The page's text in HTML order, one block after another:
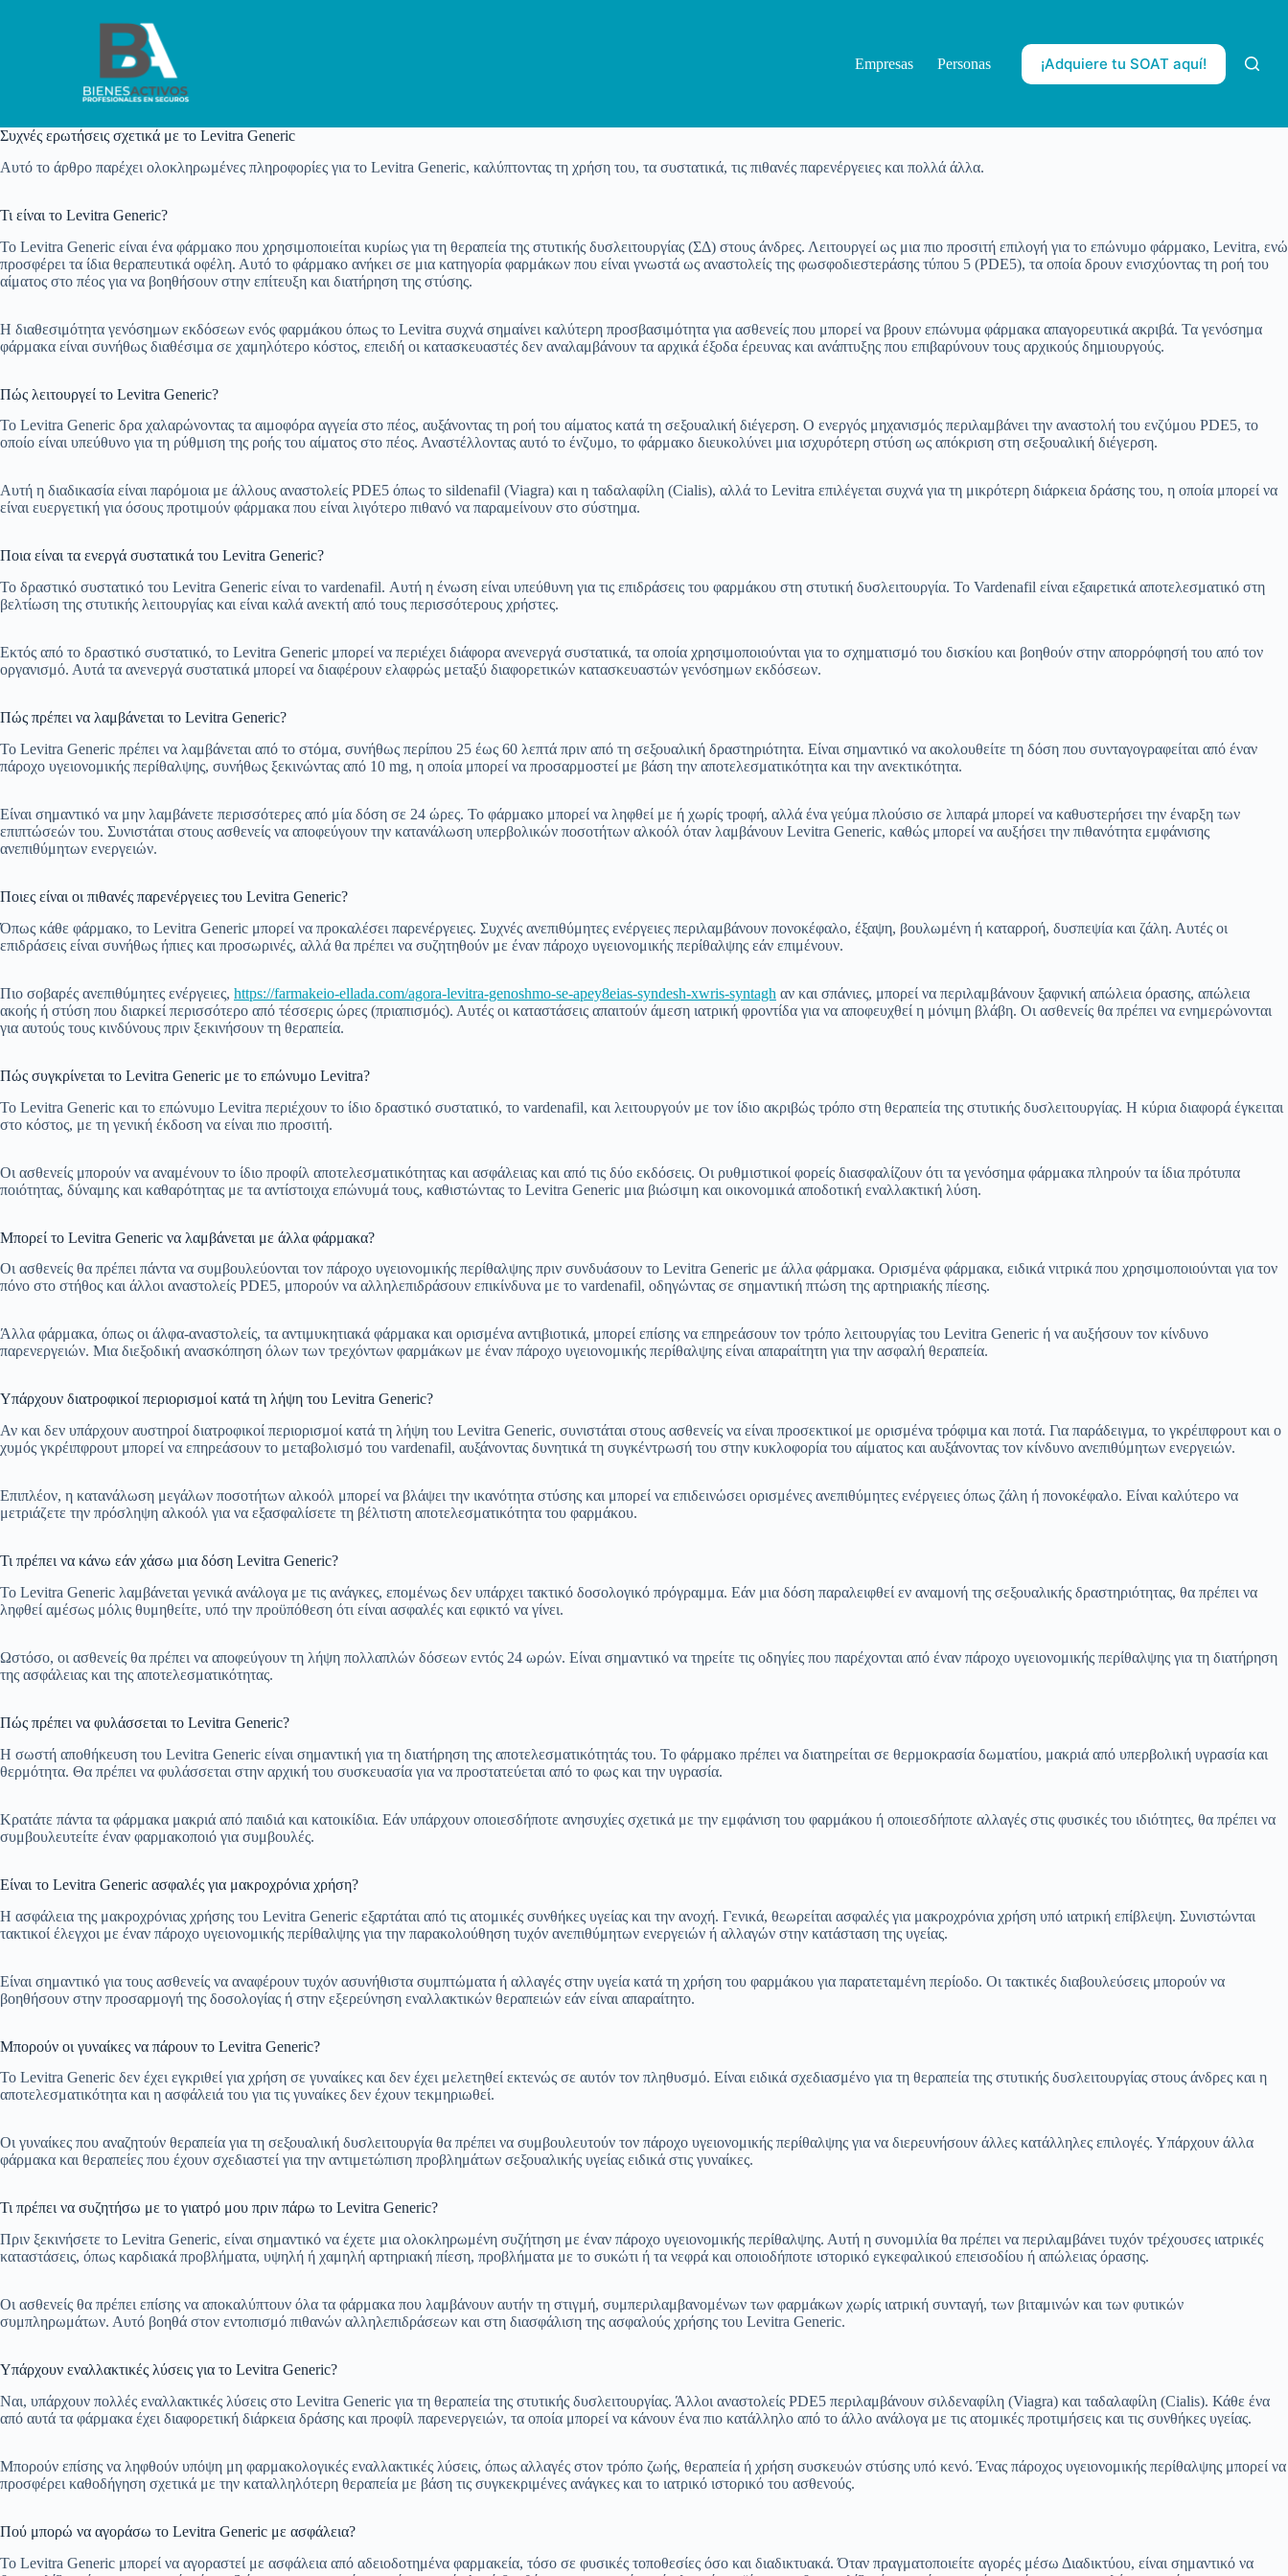
l
o
e
n
i
d
Empresas Personas ¡Adquiere tu SOAT aquí!
Συχνές ερωτήσεις σχετικά με το Levitra Generic
Αυτό το άρθρο παρέχει ολοκληρωμένες πληροφορίες για το Levitra Generic, καλύπτοντας τη χρήση του, τα συστατικά, τις πιθανές παρενέργειες και πολλά άλλα.
Τι είναι το Levitra Generic?
Το Levitra Generic είναι ένα φάρμακο που χρησιμοποιείται κυρίως για τη θεραπεία της στυτικής δυσλειτουργίας (ΣΔ) στους άνδρες. Λειτουργεί ως μια πιο προσιτή επιλογή για το επώνυμο φάρμακο, Levitra, ενώ
προσφέρει τα ίδια θεραπευτικά οφέλη. Αυτό το φάρμακο ανήκει σε μια κατηγορία φαρμάκων που είναι γνωστά ως αναστολείς της φωσφοδιεστεράσης τύπου 5 (PDE5), τα οποία δρουν ενισχύοντας τη ροή του
αίματος στο πέος για να βοηθήσουν στην επίτευξη και διατήρηση της στύσης.
Η διαθεσιμότητα γενόσημων εκδόσεων ενός φαρμάκου όπως το Levitra συχνά σημαίνει καλύτερη προσβασιμότητα για ασθενείς που μπορεί να βρουν επώνυμα φάρμακα απαγορευτικά ακριβά. Τα γενόσημα
φάρμακα είναι συνήθως διαθέσιμα σε χαμηλότερο κόστος, επειδή οι κατασκευαστές δεν αναλαμβάνουν τα αρχικά έξοδα έρευνας και ανάπτυξης που επιβαρύνουν τους αρχικούς δημιουργούς.
Πώς λειτουργεί το Levitra Generic?
Το Levitra Generic δρα χαλαρώνοντας τα αιμοφόρα αγγεία στο πέος, αυξάνοντας τη ροή του αίματος κατά τη σεξουαλική διέγερση. Ο ενεργός μηχανισμός περιλαμβάνει την αναστολή του ενζύμου PDE5, το
οποίο είναι υπεύθυνο για τη ρύθμιση της ροής του αίματος στο πέος. Αναστέλλοντας αυτό το ένζυμο, το φάρμακο διευκολύνει μια ισχυρότερη στύση ως απόκριση στη σεξουαλική διέγερση.
Αυτή η διαδικασία είναι παρόμοια με άλλους αναστολείς PDE5 όπως το sildenafil (Viagra) και η ταδαλαφίλη (Cialis), αλλά το Levitra επιλέγεται συχνά για τη μικρότερη διάρκεια δράσης του, η οποία μπορεί να
είναι ευεργετική για όσους προτιμούν φάρμακα που είναι λιγότερο πιθανό να παραμείνουν στο σύστημα.
Ποια είναι τα ενεργά συστατικά του Levitra Generic?
Το δραστικό συστατικό του Levitra Generic είναι το vardenafil. Αυτή η ένωση είναι υπεύθυνη για τις επιδράσεις του φαρμάκου στη στυτική δυσλειτουργία. Το Vardenafil είναι εξαιρετικά αποτελεσματικό στη
βελτίωση της στυτικής λειτουργίας και είναι καλά ανεκτή από τους περισσότερους χρήστες.
Εκτός από το δραστικό συστατικό, το Levitra Generic μπορεί να περιέχει διάφορα ανενεργά συστατικά, τα οποία χρησιμοποιούνται για το σχηματισμό του δισκίου και βοηθούν στην απορρόφησή του από τον
οργανισμό. Αυτά τα ανενεργά συστατικά μπορεί να διαφέρουν ελαφρώς μεταξύ διαφορετικών κατασκευαστών γενόσημων εκδόσεων.
Πώς πρέπει να λαμβάνεται το Levitra Generic?
Το Levitra Generic πρέπει να λαμβάνεται από το στόμα, συνήθως περίπου 25 έως 60 λεπτά πριν από τη σεξουαλική δραστηριότητα. Είναι σημαντικό να ακολουθείτε τη δόση που συνταγογραφείται από έναν
πάροχο υγειονομικής περίθαλψης, συνήθως ξεκινώντας από 10 mg, η οποία μπορεί να προσαρμοστεί με βάση την αποτελεσματικότητα και την ανεκτικότητα.
Είναι σημαντικό να μην λαμβάνετε περισσότερες από μία δόση σε 24 ώρες. Το φάρμακο μπορεί να ληφθεί με ή χωρίς τροφή, αλλά ένα γεύμα πλούσιο σε λιπαρά μπορεί να καθυστερήσει την έναρξη των
επιπτώσεών του. Συνιστάται στους ασθενείς να αποφεύγουν την κατανάλωση υπερβολικών ποσοτήτων αλκοόλ όταν λαμβάνουν Levitra Generic, καθώς μπορεί να αυξήσει την πιθανότητα εμφάνισης
ανεπιθύμητων ενεργειών.
Ποιες είναι οι πιθανές παρενέργειες του Levitra Generic?
Όπως κάθε φάρμακο, το Levitra Generic μπορεί να προκαλέσει παρενέργειες. Συχνές ανεπιθύμητες ενέργειες περιλαμβάνουν πονοκέφαλο, έξαψη, βουλωμένη ή καταρροή, δυσπεψία και ζάλη. Αυτές οι
επιδράσεις είναι συνήθως ήπιες και προσωρινές, αλλά θα πρέπει να συζητηθούν με έναν πάροχο υγειονομικής περίθαλψης εάν επιμένουν.
Πιο σοβαρές ανεπιθύμητες ενέργειες, https://farmakeio-ellada.com/agora-levitra-genoshmo-se-apey8eias-syndesh-xwris-syntagh αν και σπάνιες, μπορεί να περιλαμβάνουν ξαφνική απώλεια όρασης, απώλεια
ακοής ή στύση που διαρκεί περισσότερο από τέσσερις ώρες (πριαπισμός). Αυτές οι καταστάσεις απαιτούν άμεση ιατρική φροντίδα για να αποφευχθεί η μόνιμη βλάβη. Οι ασθενείς θα πρέπει να ενημερώνονται
για αυτούς τους κινδύνους πριν ξεκινήσουν τη θεραπεία.
Πώς συγκρίνεται το Levitra Generic με το επώνυμο Levitra?
Το Levitra Generic και το επώνυμο Levitra περιέχουν το ίδιο δραστικό συστατικό, το vardenafil, και λειτουργούν με τον ίδιο ακριβώς τρόπο στη θεραπεία της στυτικής δυσλειτουργίας. Η κύρια διαφορά έγκειται
στο κόστος, με τη γενική έκδοση να είναι πιο προσιτή.
Οι ασθενείς μπορούν να αναμένουν το ίδιο προφίλ αποτελεσματικότητας και ασφάλειας και από τις δύο εκδόσεις. Οι ρυθμιστικοί φορείς διασφαλίζουν ότι τα γενόσημα φάρμακα πληρούν τα ίδια πρότυπα
ποιότητας, δύναμης και καθαρότητας με τα αντίστοιχα επώνυμά τους, καθιστώντας το Levitra Generic μια βιώσιμη και οικονομικά αποδοτική εναλλακτική λύση.
Μπορεί το Levitra Generic να λαμβάνεται με άλλα φάρμακα?
Οι ασθενείς θα πρέπει πάντα να συμβουλεύονται τον πάροχο υγειονομικής περίθαλψης πριν συνδυάσουν το Levitra Generic με άλλα φάρμακα. Ορισμένα φάρμακα, ειδικά νιτρικά που χρησιμοποιούνται για τον
πόνο στο στήθος και άλλοι αναστολείς PDE5, μπορούν να αλληλεπιδράσουν επικίνδυνα με το vardenafil, οδηγώντας σε σημαντική πτώση της αρτηριακής πίεσης.
Άλλα φάρμακα, όπως οι άλφα-αναστολείς, τα αντιμυκητιακά φάρμακα και ορισμένα αντιβιοτικά, μπορεί επίσης να επηρεάσουν τον τρόπο λειτουργίας του Levitra Generic ή να αυξήσουν τον κίνδυνο
παρενεργειών. Μια διεξοδική ανασκόπηση όλων των τρεχόντων φαρμάκων με έναν πάροχο υγειονομικής περίθαλψης είναι απαραίτητη για την ασφαλή θεραπεία.
Υπάρχουν διατροφικοί περιορισμοί κατά τη λήψη του Levitra Generic?
Αν και δεν υπάρχουν αυστηροί διατροφικοί περιορισμοί κατά τη λήψη του Levitra Generic, συνιστάται στους ασθενείς να είναι προσεκτικοί με ορισμένα τρόφιμα και ποτά. Για παράδειγμα, το γκρέιπφρουτ και ο
χυμός γκρέιπφρουτ μπορεί να επηρεάσουν το μεταβολισμό του vardenafil, αυξάνοντας δυνητικά τη συγκέντρωσή του στην κυκλοφορία του αίματος και αυξάνοντας τον κίνδυνο ανεπιθύμητων ενεργειών.
Επιπλέον, η κατανάλωση μεγάλων ποσοτήτων αλκοόλ μπορεί να βλάψει την ικανότητα στύσης και μπορεί να επιδεινώσει ορισμένες ανεπιθύμητες ενέργειες όπως ζάλη ή πονοκέφαλο. Είναι καλύτερο να
μετριάζετε την πρόσληψη αλκοόλ για να εξασφαλίσετε τη βέλτιστη αποτελεσματικότητα του φαρμάκου.
Τι πρέπει να κάνω εάν χάσω μια δόση Levitra Generic?
Το Levitra Generic λαμβάνεται γενικά ανάλογα με τις ανάγκες, επομένως δεν υπάρχει τακτικό δοσολογικό πρόγραμμα. Εάν μια δόση παραλειφθεί εν αναμονή της σεξουαλικής δραστηριότητας, θα πρέπει να
ληφθεί αμέσως μόλις θυμηθείτε, υπό την προϋπόθεση ότι είναι ασφαλές και εφικτό να γίνει.
Ωστόσο, οι ασθενείς θα πρέπει να αποφεύγουν τη λήψη πολλαπλών δόσεων εντός 24 ωρών. Είναι σημαντικό να τηρείτε τις οδηγίες που παρέχονται από έναν πάροχο υγειονομικής περίθαλψης για τη διατήρηση
της ασφάλειας και της αποτελεσματικότητας.
Πώς πρέπει να φυλάσσεται το Levitra Generic?
Η σωστή αποθήκευση του Levitra Generic είναι σημαντική για τη διατήρηση της αποτελεσματικότητάς του. Το φάρμακο πρέπει να διατηρείται σε θερμοκρασία δωματίου, μακριά από υπερβολική υγρασία και
θερμότητα. Θα πρέπει να φυλάσσεται στην αρχική του συσκευασία για να προστατεύεται από το φως και την υγρασία.
Κρατάτε πάντα τα φάρμακα μακριά από παιδιά και κατοικίδια. Εάν υπάρχουν οποιεσδήποτε ανησυχίες σχετικά με την εμφάνιση του φαρμάκου ή οποιεσδήποτε αλλαγές στις φυσικές του ιδιότητες, θα πρέπει να
συμβουλευτείτε έναν φαρμακοποιό για συμβουλές.
Είναι το Levitra Generic ασφαλές για μακροχρόνια χρήση?
Η ασφάλεια της μακροχρόνιας χρήσης του Levitra Generic εξαρτάται από τις ατομικές συνθήκες υγείας και την ανοχή. Γενικά, θεωρείται ασφαλές για μακροχρόνια χρήση υπό ιατρική επίβλεψη. Συνιστώνται
τακτικοί έλεγχοι με έναν πάροχο υγειονομικής περίθαλψης για την παρακολούθηση τυχόν ανεπιθύμητων ενεργειών ή αλλαγών στην κατάσταση της υγείας.
Είναι σημαντικό για τους ασθενείς να αναφέρουν τυχόν ασυνήθιστα συμπτώματα ή αλλαγές στην υγεία κατά τη χρήση του φαρμάκου για παρατεταμένη περίοδο. Οι τακτικές διαβουλεύσεις μπορούν να
βοηθήσουν στην προσαρμογή της δοσολογίας ή στην εξερεύνηση εναλλακτικών θεραπειών εάν είναι απαραίτητο.
Μπορούν οι γυναίκες να πάρουν το Levitra Generic?
Το Levitra Generic δεν έχει εγκριθεί για χρήση σε γυναίκες και δεν έχει μελετηθεί εκτενώς σε αυτόν τον πληθυσμό. Είναι ειδικά σχεδιασμένο για τη θεραπεία της στυτικής δυσλειτουργίας στους άνδρες και η
αποτελεσματικότητα και η ασφάλειά του για τις γυναίκες δεν έχουν τεκμηριωθεί.
Οι γυναίκες που αναζητούν θεραπεία για τη σεξουαλική δυσλειτουργία θα πρέπει να συμβουλευτούν τον πάροχο υγειονομικής περίθαλψης για να διερευνήσουν άλλες κατάλληλες επιλογές. Υπάρχουν άλλα
φάρμακα και θεραπείες που έχουν σχεδιαστεί για την αντιμετώπιση προβλημάτων σεξουαλικής υγείας ειδικά στις γυναίκες.
Τι πρέπει να συζητήσω με το γιατρό μου πριν πάρω το Levitra Generic?
Πριν ξεκινήσετε το Levitra Generic, είναι σημαντικό να έχετε μια ολοκληρωμένη συζήτηση με έναν πάροχο υγειονομικής περίθαλψης. Αυτή η συνομιλία θα πρέπει να περιλαμβάνει τυχόν τρέχουσες ιατρικές
καταστάσεις, όπως καρδιακά προβλήματα, υψηλή ή χαμηλή αρτηριακή πίεση, προβλήματα με το συκώτι ή τα νεφρά και οποιοδήποτε ιστορικό εγκεφαλικού επεισοδίου ή απώλειας όρασης.
Οι ασθενείς θα πρέπει επίσης να αποκαλύπτουν όλα τα φάρμακα που λαμβάνουν αυτήν τη στιγμή, συμπεριλαμβανομένων των φαρμάκων χωρίς ιατρική συνταγή, των βιταμινών και των φυτικών
συμπληρωμάτων. Αυτό βοηθά στον εντοπισμό πιθανών αλληλεπιδράσεων και στη διασφάλιση της ασφαλούς χρήσης του Levitra Generic.
Υπάρχουν εναλλακτικές λύσεις για το Levitra Generic?
Ναι, υπάρχουν πολλές εναλλακτικές λύσεις στο Levitra Generic για τη θεραπεία της στυτικής δυσλειτουργίας. Άλλοι αναστολείς PDE5 περιλαμβάνουν σιλδεναφίλη (Viagra) και ταδαλαφίλη (Cialis). Κάθε ένα
από αυτά τα φάρμακα έχει διαφορετική διάρκεια δράσης και προφίλ παρενεργειών, τα οποία μπορεί να κάνουν ένα πιο κατάλληλο από το άλλο ανάλογα με τις ατομικές προτιμήσεις και τις συνθήκες υγείας.
Μπορούν επίσης να ληφθούν υπόψη μη φαρμακολογικές εναλλακτικές λύσεις, όπως αλλαγές στον τρόπο ζωής, θεραπεία ή χρήση συσκευών στύσης υπό κενό. Ένας πάροχος υγειονομικής περίθαλψης μπορεί να
προσφέρει καθοδήγηση σχετικά με την καταλληλότερη θεραπεία με βάση τις συγκεκριμένες ανάγκες και το ιατρικό ιστορικό του ασθενούς.
Πού μπορώ να αγοράσω το Levitra Generic με ασφάλεια?
Το Levitra Generic μπορεί να αγοραστεί με ασφάλεια από αδειοδοτημένα φαρμακεία, τόσο σε φυσικές τοποθεσίες όσο και διαδικτυακά. Όταν πραγματοποιείτε αγορές μέσω Διαδικτύου, είναι σημαντικό να